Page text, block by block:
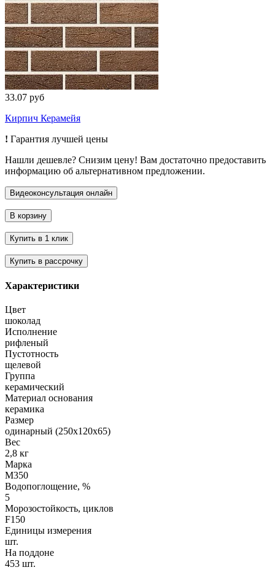
33.07 руб
Кирпич Керамейя
! Гарантия лучшей цены
Нашли дешевле? Снизим цену! Вам достаточно предоставить
информацию об альтернативном предложении.
Характеристики
Цвет
шоколад
Исполнение
рифленый
Пустотность
щелевой
Группа
керамический
Материал основания
керамика
Размер
одинарный (250х120х65)
Вес
2,8 кг
Марка
М350
Водопоглощение, %
5
Морозостойкость, циклов
F150
Единицы измерения
шт.
На поддоне
453 шт.